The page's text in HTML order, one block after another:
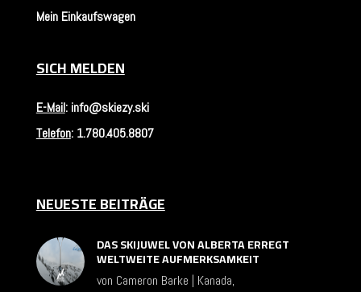
Mein Einkaufswagen
SICH MELDEN
E-Mail: info@skiezy.ski
Telefon: 1.780.405.8807
NEUESTE BEITRÄGE
DAS SKIJUWEL VON ALBERTA ERREGT
WELTWEITE AUFMERKSAMKEIT
von Cameron Barke | Kanada,